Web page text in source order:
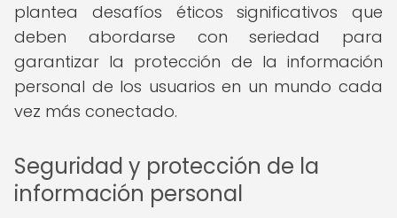
plantea desafíos éticos significativos que
deben abordarse con seriedad para
garantizar la protección de la información
personal de los usuarios en un mundo cada
vez más conectado.
Seguridad y protección de la
información personal